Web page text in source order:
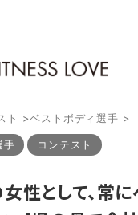
ト >ベストボディ選手 >
手 コンテスト
女性として、常